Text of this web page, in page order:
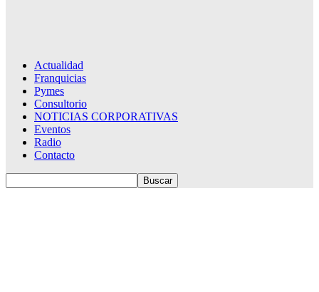
Actualidad
Franquicias
Pymes
Consultorio
NOTICIAS CORPORATIVAS
Eventos
Radio
Contacto